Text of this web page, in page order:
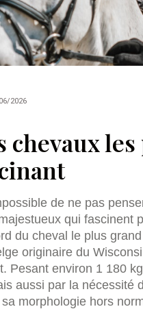
2026
chevaux
de ne pas
qui fascinent
du cheval le plus
originaire du
Pesant environ 1 180
aussi par la nécessité
morphologie hors